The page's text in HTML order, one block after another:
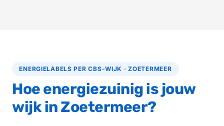
ENERGIELABELS PER CBS-WIJK · ZOETERMEER
Hoe energiezuinig is jouw
wijk in Zoetermeer?